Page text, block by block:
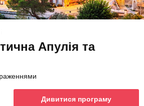
Апулія та
Дивитися програму